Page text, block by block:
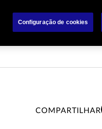
COMPARTILHAR
Configuração de cookies